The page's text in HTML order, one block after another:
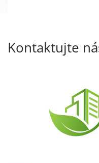
Kontaktujte